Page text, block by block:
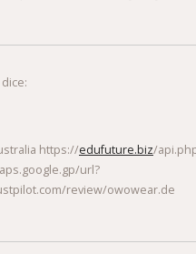
dice:
https://edufuture.biz/
url?
review/owowear.de